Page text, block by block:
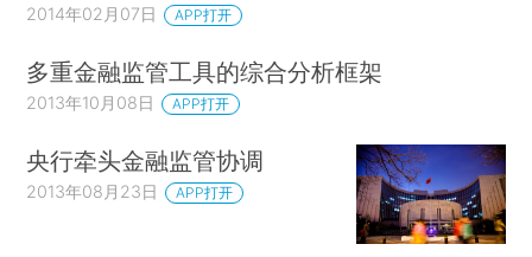
2014年02月07日 APP打开
多重金融监管工具的综合分析框架
2013年10月08日 APP打开
央行牵头金融监管协调
2013年08月23日 APP打开